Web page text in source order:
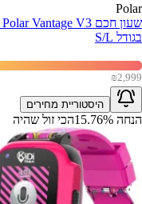
Polar
בגודל S/L
₪2,999
היסטוריית מחירים
הנחה 15.76% הכי זול שהיה